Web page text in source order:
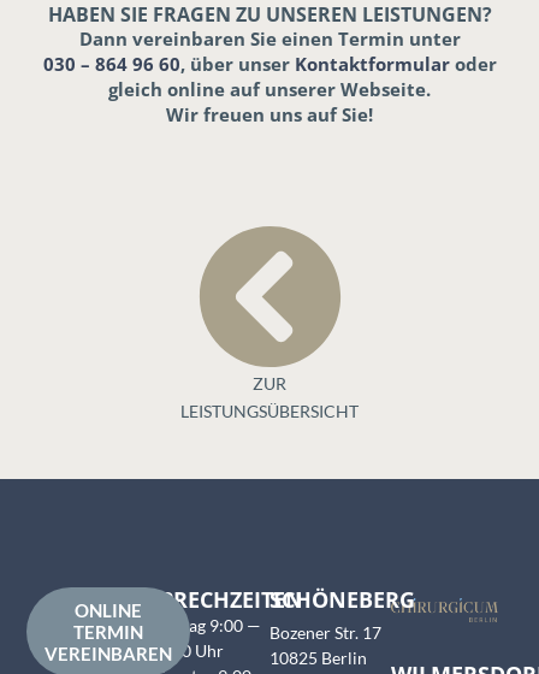
HABEN SIE FRAGEN ZU UNSEREN LEISTUNGEN?
Dann vereinbaren Sie einen Termin unter
030 – 864 96 60, über unser Kontaktformularoder
gleich online auf unserer Webseite.
Wir freuen uns auf Sie!
ZUR
LEISTUNGSÜBERSICHT
SCHÖNEBERG
Bozener Str. 17
10825 Berlin
SPRECHZEITEN
Montag 9:00 —
17:00 Uhr
ONLINE
TERMIN
VEREINBAREN